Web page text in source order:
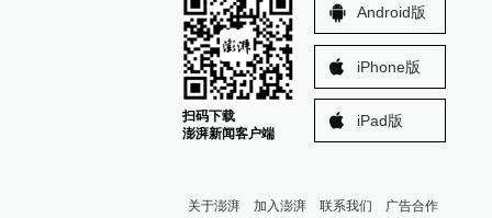
扫码下载
澎湃新闻客户端
Android版
iPhone版
iPad版
关于澎湃 加入澎湃 联系我们 广告合作